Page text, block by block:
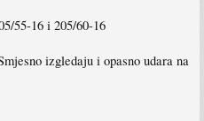
55-16 i 205/60-16
izgledaju i opasno udara na